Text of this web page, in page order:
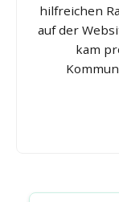
hilfreichen
auf der
kam